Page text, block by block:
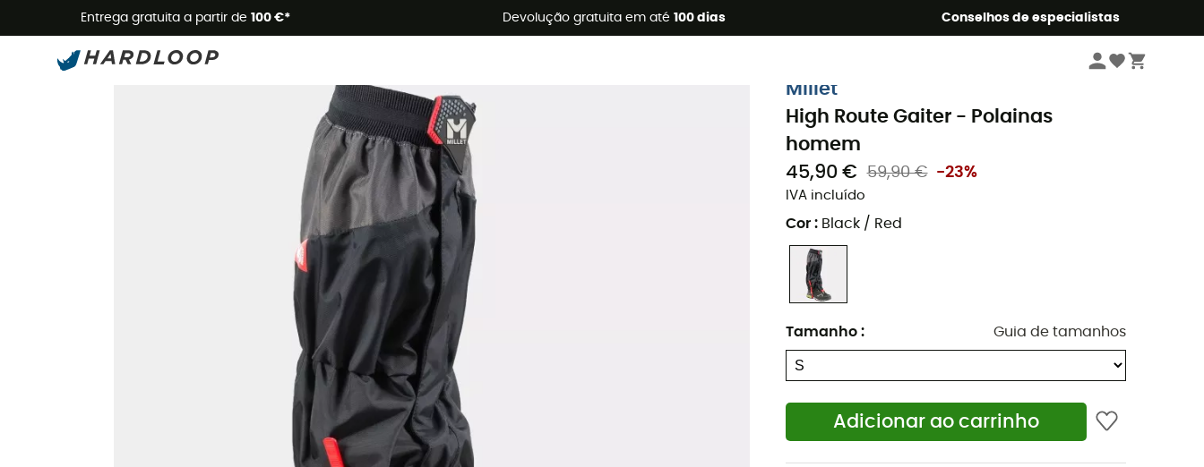
Entrega gratuita a partir de 100 €* Devolução gratuita em até 100 dias Conselhos de especialistas
Promoções de verão 🔥 -5% EXTRA a partir de 2 produtos* com o código Summer5
Millet
High Route Gaiter - Polainas
homem
45,90 €
59,90 € -23%
IVA incluído
Cor : Black / Red
Tamanho : Guia de tamanhos
Adicionar ao carrinho